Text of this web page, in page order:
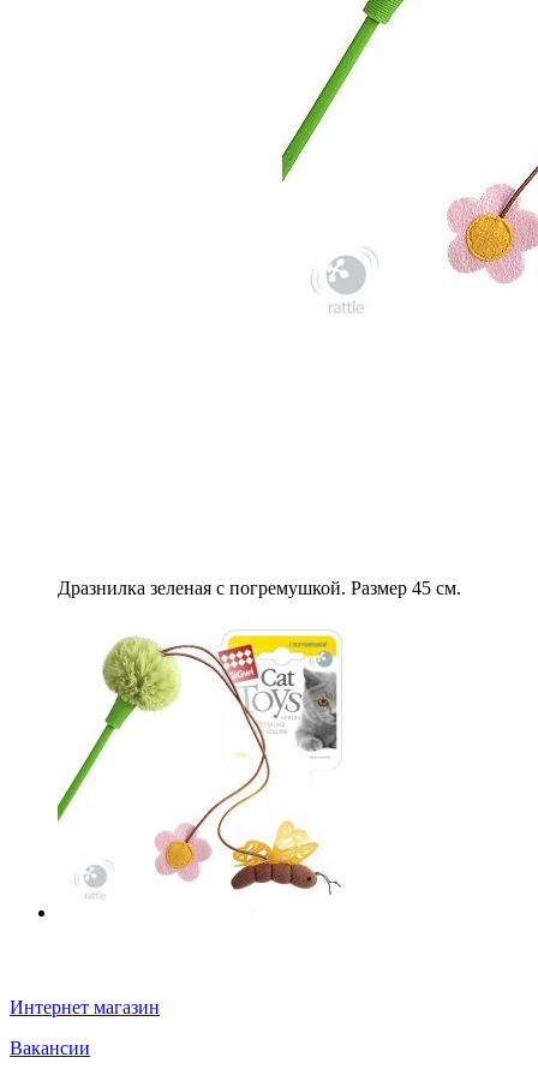
Дразнилка зеленая с погремушкой. Размер 45 см.
Интернет магазин
Вакансии